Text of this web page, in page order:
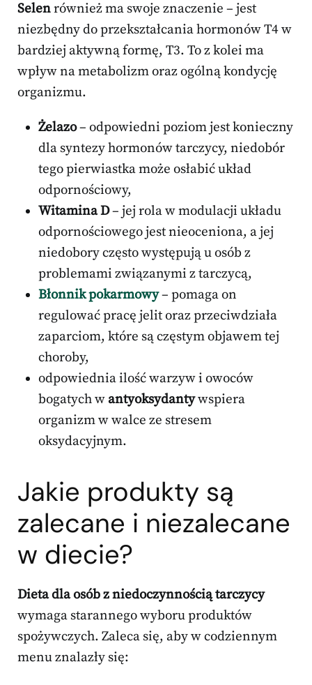
Selenrównież ma swoje znaczenie – jest
niezbędny do przekształcania hormonów T4 w
bardziej aktywną formę, T3. To z kolei ma
wpływ na metabolizm oraz ogólną kondycję
organizmu.
Żelazo– odpowiedni poziom jest konieczny
dla syntezy hormonów tarczycy, niedobór
tego pierwiastka może osłabić układ
odpornościowy,
Witamina D– jej rola w modulacji układu
odpornościowego jest nieoceniona, a jej
niedobory często występują u osób z
problemami związanymi z tarczycą,
Błonnik pokarmowy– pomaga on
regulować pracę jelit oraz przeciwdziała
zaparciom, które są częstym objawem tej
choroby,
odpowiednia ilość warzyw i owoców
bogatych wantyoksydantywspiera
organizm w walce ze stresem
oksydacyjnym.
Jakie produkty są
zalecane i niezalecane
w diecie?
Dieta dla osób z niedoczynnością tarczycy
wymaga starannego wyboru produktów
spożywczych. Zaleca się, aby w codziennym
menu znalazły się: